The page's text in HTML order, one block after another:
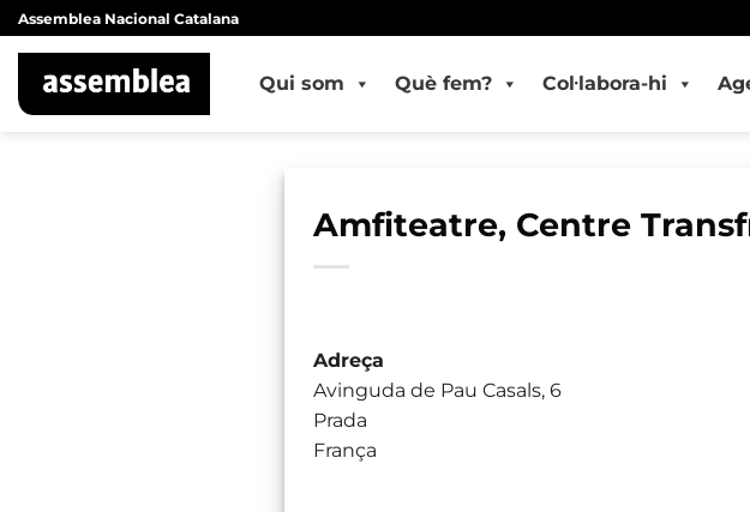
Skip
to
content
Assemblea Nacional Catalana
Qui som Què fem? Col·labora-hi
Amfiteatre, Centre
Adreça
Avinguda de Pau Casals, 6
Prada
França